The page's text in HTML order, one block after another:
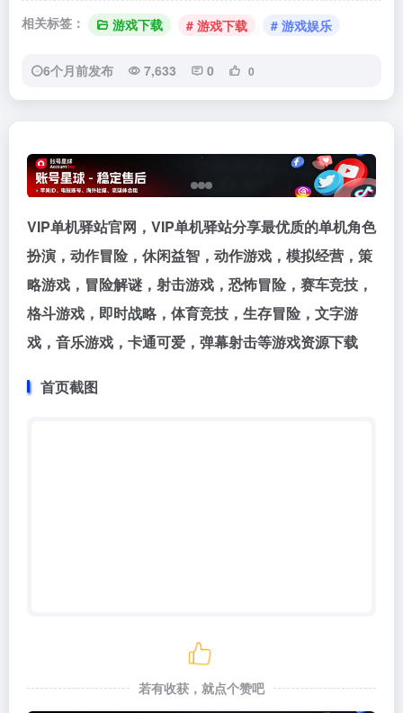
相关标签： 游戏下载 # 游戏下载 # 游戏娱乐
6个月前发布 7,633 0 0
VIP单机驿站官网，VIP单机驿站分享最优质的单机角色
扮演，动作冒险，休闲益智，动作游戏，模拟经营，策
略游戏，冒险解谜，射击游戏，恐怖冒险，赛车竞技，
格斗游戏，即时战略，体育竞技，生存冒险，文字游
戏，音乐游戏，卡通可爱，弹幕射击等游戏资源下载
首页截图
若有收获，就点个赞吧